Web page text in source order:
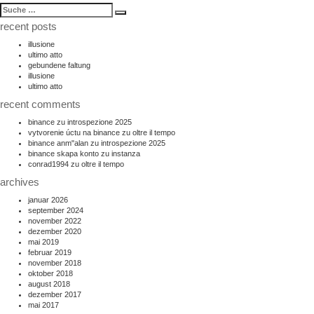
suche
nach:
Suche
recent posts
illusione
ultimo atto
gebundene faltung
illusione
ultimo atto
recent comments
binance zu introspezione 2025
vytvorenie úctu na binance zu oltre il tempo
binance anm"alan zu introspezione 2025
binance skapa konto zu instanza
conrad1994 zu oltre il tempo
archives
januar 2026
september 2024
november 2022
dezember 2020
mai 2019
februar 2019
november 2018
oktober 2018
august 2018
dezember 2017
mai 2017